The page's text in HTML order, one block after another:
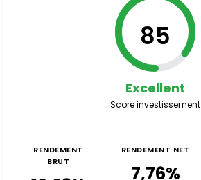
85
Excellent
Score investissement
RENDEMENT
BRUT
RENDEMENT NET
7,76%